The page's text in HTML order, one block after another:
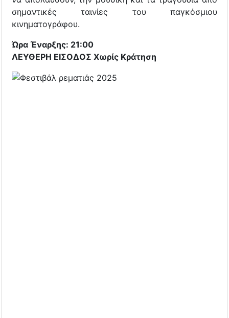
σημαντικές ταινίες του παγκόσμιου
κινηματογράφου.
Ώρα Έναρξης: 21:00
ΛΕΥΘΕΡΗ ΕΙΣΟΔΟΣ ​Χωρίς Κράτηση